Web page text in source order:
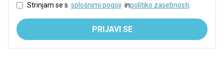
Strinjam se s splošnimi pogoji inpolitiko zasebnosti
PRIJAVI SE